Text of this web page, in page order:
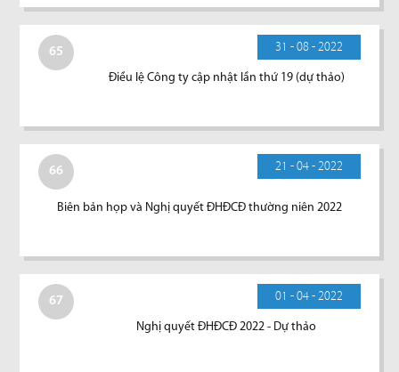
65 31 - 08 - 2022
Điều lệ Công ty cập nhật lần thứ 19 (dự thảo)
66 21 - 04 - 2022
Biên bản họp và Nghị quyết ĐHĐCĐ thường niên 2022
67 01 - 04 - 2022
Nghị quyết ĐHĐCĐ 2022 - Dự thảo